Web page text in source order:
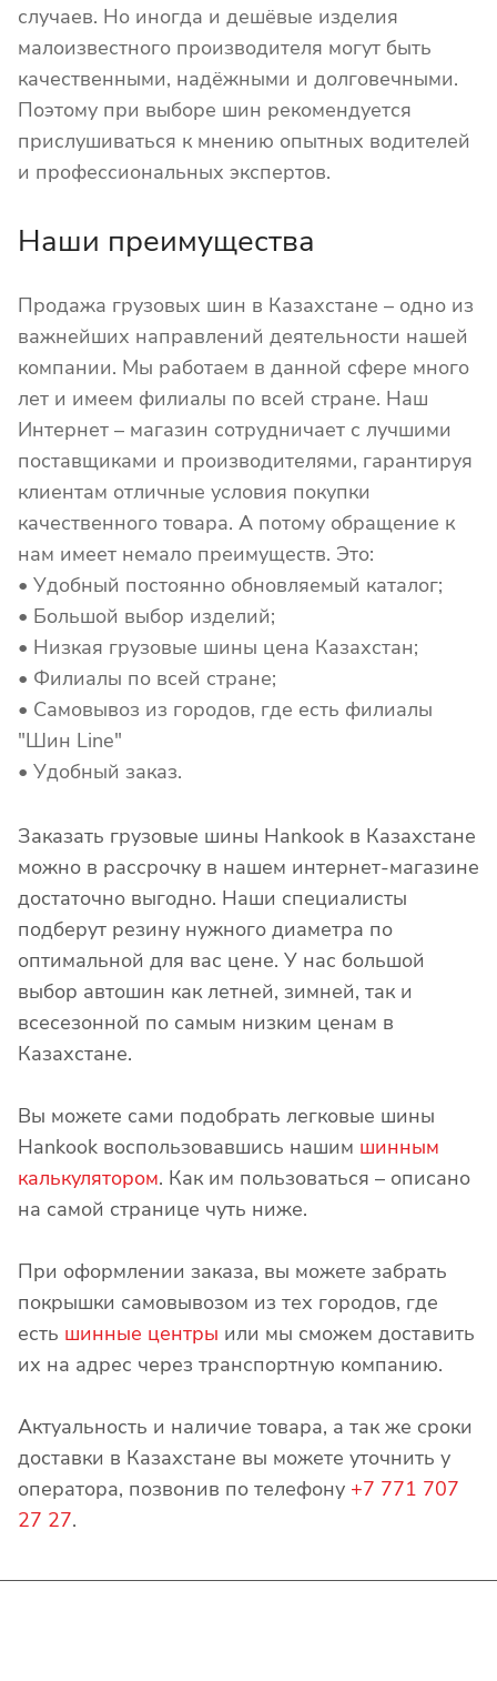
случаев. Но иногда и дешёвые изделия
малоизвестного производителя могут быть
качественными, надёжными и долговечными.
Поэтому при выборе шин рекомендуется
прислушиваться к мнению опытных водителей
и профессиональных экспертов.
Наши преимущества
Продажа грузовых шин в Казахстане – одно из
важнейших направлений деятельности нашей
компании. Мы работаем в данной сфере много
лет и имеем филиалы по всей стране. Наш
Интернет – магазин сотрудничает с лучшими
поставщиками и производителями, гарантируя
клиентам отличные условия покупки
качественного товара. А потому обращение к
нам имеет немало преимуществ. Это:
• Удобный постоянно обновляемый каталог;
• Большой выбор изделий;
• Низкая грузовые шины цена Казахстан;
• Филиалы по всей стране;
• Самовывоз из городов, где есть филиалы
"Шин Line"
• Удобный заказ.
Заказать грузовые шины Hankook в Казахстане
можно в рассрочку в нашем интернет-магазине
достаточно выгодно. Наши специалисты
подберут резину нужного диаметра по
оптимальной для вас цене. У нас большой
выбор автошин как летней, зимней, так и
всесезонной по самым низким ценам в
Казахстане.
Вы можете сами подобрать легковые шины
Hankook воспользовавшись нашим шинным
калькулятором. Как им пользоваться – описано
на самой странице чуть ниже.
При оформлении заказа, вы можете забрать
покрышки самовывозом из тех городов, где
есть шинные центры или мы сможем доставить
их на адрес через транспортную компанию.
Актуальность и наличие товара, а так же сроки
доставки в Казахстане вы можете уточнить у
оператора, позвонив по телефону +7 771 707
27 27.